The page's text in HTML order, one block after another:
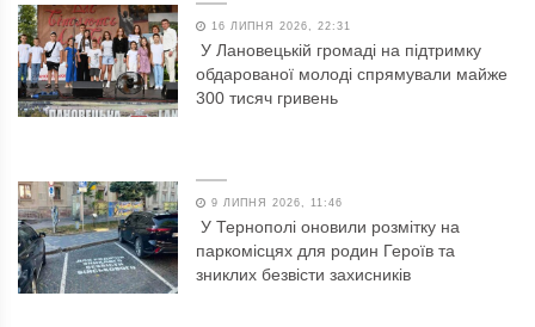
16 ЛИПНЯ 2026, 22:31
У Лановецькій громаді на підтримку
обдарованої молоді спрямували майже
300 тисяч гривень
9 ЛИПНЯ 2026, 11:46
У Тернополі оновили розмітку на
паркомісцях для родин Героїв та
зниклих безвісти захисників